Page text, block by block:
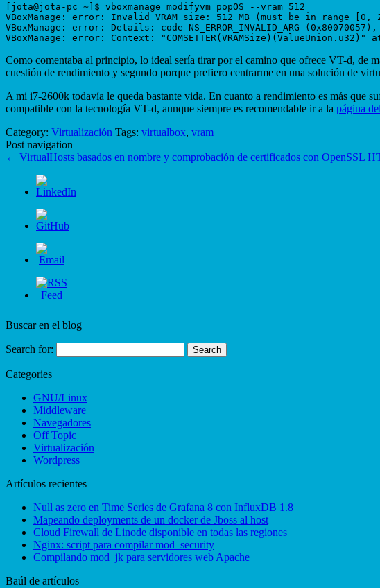
[jota@jota-pc ~]$ vboxmanage modifyvm popOS --vram 512
VBoxManage: error: Invalid VRAM size: 512 MB (must be in range [0,
VBoxManage: error: Details: code NS_ERROR_INVALID_ARG
Como comentaba al principio, lo ideal sería tirar por el camino que ofrece VT-d, de
cuestión de rendimiento y segundo porque prefiero centrarme en una solución de
A mi i7-2600k todavía le queda bastante vida. En cuanto a rendimiento es más que
compatible con la tecnología VT-d, aunque siempre es recomendable ir a la página
Category: Virtualización Tags: virtualbox, vram
Post navigation
← VirtualHosts basados en nombre y comprobación de certificados con OpenSSL
Buscar en el blog
Search for:
Categories
GNU/Linux
Middleware
Navegadores
Off Topic
Virtualización
Wordpress
Artículos recientes
Null as zero en Time Series de Grafana 8 con InfluxDB 1.8
Mapeando deployments de un docker de Jboss al host
Cloud Firewall de Linode disponible en todas las regiones
Nginx: script para compilar mod_security
Compilando mod_jk para servidores web Apache
Baúl de artículos